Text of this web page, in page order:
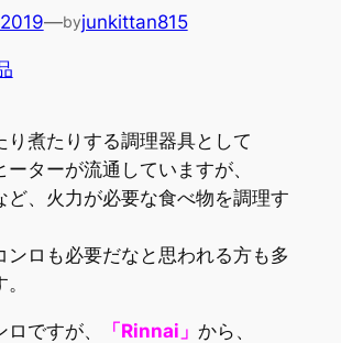
—byjunkittan815
り煮たりする調理器具として
ターが流通していますが、
ど、火力が必要な食べ物を調理す
ンロも必要だなと思われる方も多
ですが、 「Rinnai 」 から、